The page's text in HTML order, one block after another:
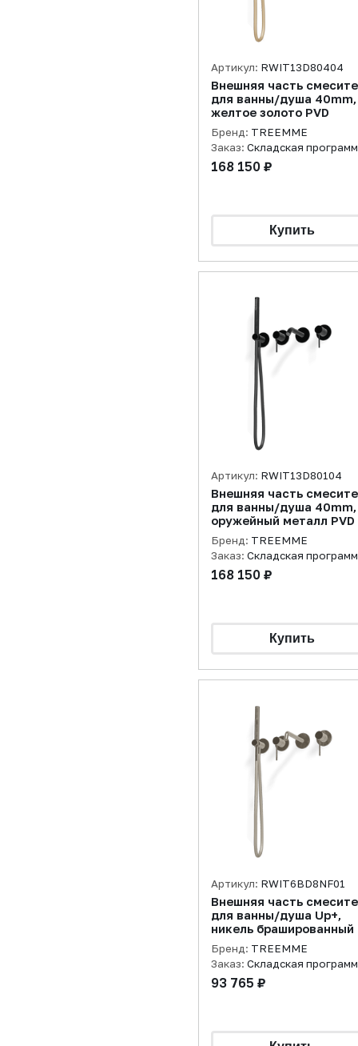
Артикул: RWIT13D80404
Внешняя часть
для ванны/душа 40mm,
желтое золото PVD
Бренд: TREEMME
Заказ: Складская
168 150 ₽
Артикул: RWIT13D80104
Внешняя часть
для ванны/душа 40mm,
оружейный металл PVD
Бренд: TREEMME
Заказ: Складская
168 150 ₽
Артикул: RWIT6BD8NF01
Внешняя часть
для ванны/душа Up+,
никель брашированный
Бренд: TREEMME
Заказ: Складская
93 765 ₽